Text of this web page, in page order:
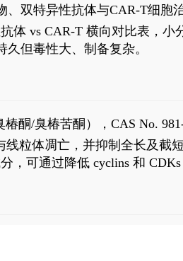
双特异性抗体与CAR-T细胞
体 vs CAR-T 横向对比表，
但毒性大、制备复杂。
酮/臭椿苦酮），CAS No.
粒体凋亡，并抑制全长及截
，可通过降低 cyclins 和
AR剪接变体(AR-Vs, AR1-